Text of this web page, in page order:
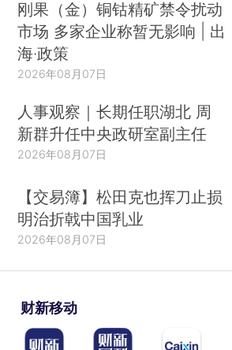
刚果（金）铜钴精矿禁令扰动
市场 多家企业称暂无影响 | 出
海·政策
2026年08月07日
人事观察｜长期任职湖北 周
新群升任中央政研室副主任
2026年08月07日
【交易簿】松田克也挥刀止损
明治折戟中国乳业
2026年08月07日
财新移动